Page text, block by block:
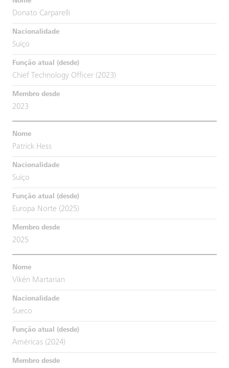
Donato Carparelli
Suíço
Chief Technology Officer (2023)
2023
Patrick Hess
Suíço
Europa Norte (2025)
2025
Vikén Martarian
Sueco
Américas (2024)